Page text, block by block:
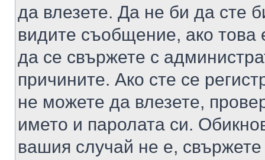
да влезете. Да не би да сте
видите съобщение, ако това
да се свържете с
причините. Ако сте се
не можете да влезете,
името и паролата си.
вашия случай не е,